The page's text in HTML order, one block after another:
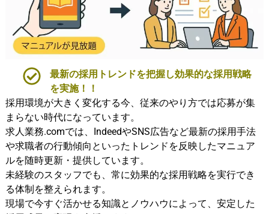
最新の採用トレンドを把握し効果的な採用戦略
を実施！！
採用環境が大きく変化する今、従来のやり方では応募が集
まらない時代になっています。
求人業務.comでは、IndeedやSNS広告など最新の採用手法
や求職者の行動傾向といったトレンドを反映したマニュア
ルを随時更新・提供しています。
未経験のスタッフでも、常に効果的な採用戦略を実行でき
る体制を整えられます。
現場で今すぐ活かせる知識とノウハウによって、安定した